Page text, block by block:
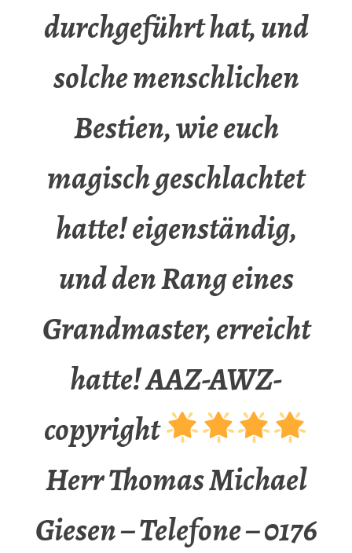
durchgeführt hat, und
solche menschlichen
Bestien, wie euch
magisch geschlachtet
hatte! eigenständig,
und den Rang eines
Grandmaster, erreicht
hatte! AAZ-AWZ-
copyright
Herr Thomas Michael
Giesen – Telefone – 0176